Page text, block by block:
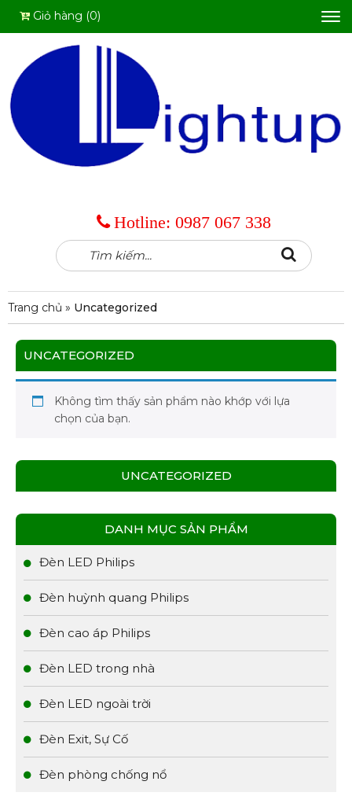
Hotline: 0987 067 338
Tìm
kiếm:
Search
Giỏ hàng (0)
Trang chủ » Uncategorized
UNCATEGORIZED
Không tìm thấy sản phẩm nào khớp với lựa
chọn của bạn.
UNCATEGORIZED
DANH MỤC SẢN PHẨM
Đèn LED Philips
Đèn huỳnh quang Philips
Đèn cao áp Philips
Đèn LED trong nhà
Đèn LED ngoài trời
Đèn Exit, Sự Cố
Đèn phòng chống nổ